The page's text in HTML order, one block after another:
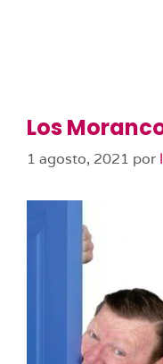
Los
1 agosto, 2021 por